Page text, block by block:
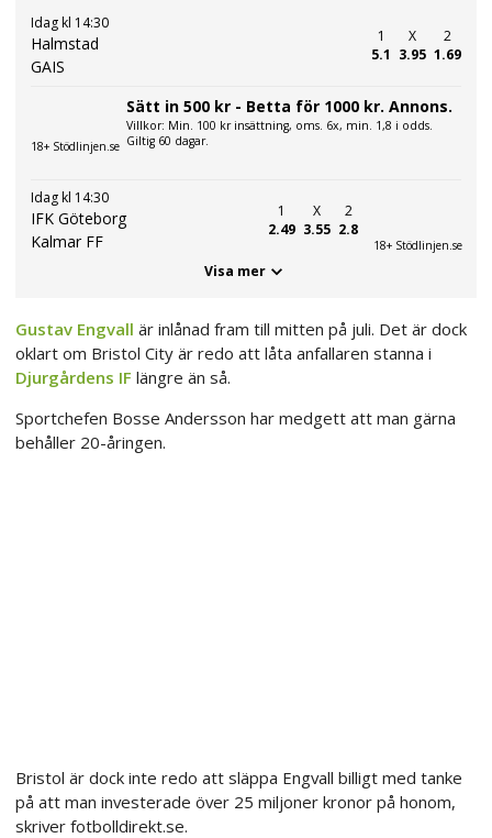
Idag kl 14:30
Halmstad
GAIS
1
5.1
X
3.95
2
1.69
18+ Stödlinjen.se
Sätt in 500 kr - Betta för 1000 kr. Annons.
Villkor: Min. 100 kr insättning, oms. 6x, min. 1,8 i odds.
Giltig 60 dagar.
Idag kl 14:30
IFK Göteborg
Kalmar FF
1
2.49
X
3.55
2
2.8
18+ Stödlinjen.se
Visa mer
Gustav Engvall är inlånad fram till mitten på juli. Det är dock
oklart om Bristol City är redo att låta anfallaren stanna i
Djurgårdens IF längre än så.
Sportchefen Bosse Andersson har medgett att man gärna
behåller 20-åringen.
Bristol är dock inte redo att släppa Engvall billigt med tanke
på att man investerade över 25 miljoner kronor på honom,
skriver fotbolldirekt.se.